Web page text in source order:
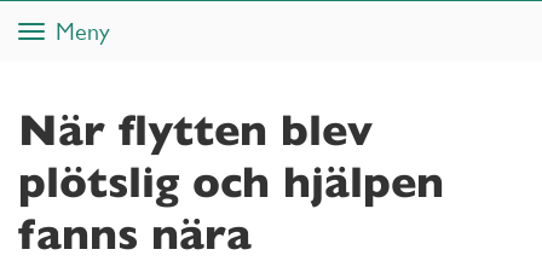
ToggleMeny
När flytten blev
plötslig och hjälpen
fanns nära